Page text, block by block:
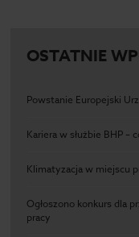
OSTATNIE
Powstanie Europejski
Kariera w służbie BHP –
Klimatyzacja w miejscu
Ogłoszono konkurs dla
pracy